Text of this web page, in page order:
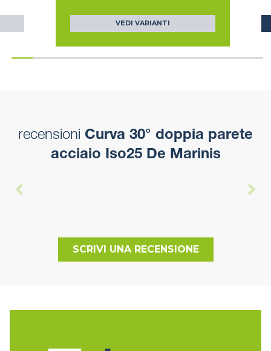
VEDI VARIANTI
recensioni Curva 30° doppia parete
acciaio Iso25 De Marinis
SCRIVI UNA RECENSIONE